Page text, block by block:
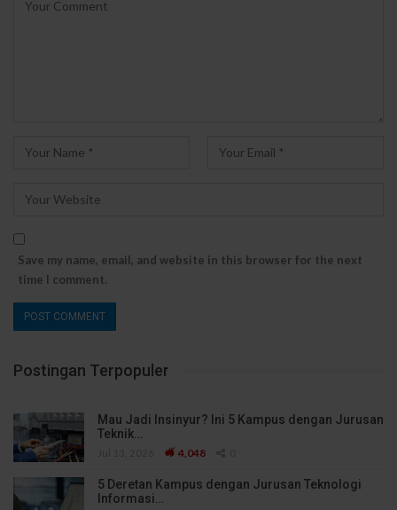
Save my name, email, and website in this browser for the next
time I comment.
Postingan Terpopuler
Mau Jadi Insinyur? Ini 5 Kampus dengan Jurusan
Teknik…
4,048
5 Deretan Kampus dengan Jurusan Teknologi
Informasi…